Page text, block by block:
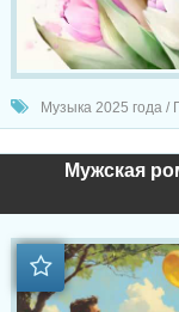
Музыка 2025 года
Мужская